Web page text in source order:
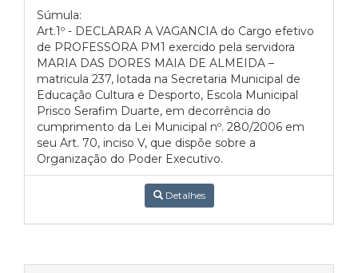
Súmula:
Art.1º - DECLARAR A VAGANCIA do Cargo efetivo
de PROFESSORA PM1 exercido pela servidora
MARIA DAS DORES MAIA DE ALMEIDA –
matricula 237, lotada na Secretaria Municipal de
Educação Cultura e Desporto, Escola Municipal
Prisco Serafim Duarte, em decorrência do
cumprimento da Lei Municipal nº. 280/2006 em
seu Art. 70, inciso V, que dispõe sobre a
Organização do Poder Executivo.
Detalhes